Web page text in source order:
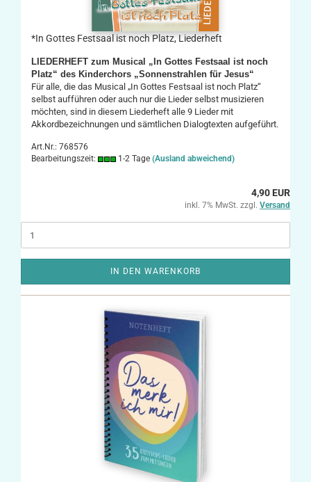
*In Gottes Festsaal ist noch Platz, Liederheft
LIEDERHEFT zum Musical „In Gottes Festsaal ist noch
Platz“ des Kinderchors „Sonnenstrahlen für Jesus“
Für alle, die das Musical „In Gottes Festsaal ist noch Platz“
selbst aufführen oder auch nur die Lieder selbst musizieren
möchten, sind in diesem Liederheft alle 9 Lieder mit
Akkordbezeichnungen und sämtlichen Dialogtexten aufgeführt.
Art.Nr.: 768576
Bearbeitungszeit:
1-2 Tage (Ausland abweichend)
4,90 EUR
inkl. 7% MwSt. zzgl. Versand
IN DEN WARENKORB